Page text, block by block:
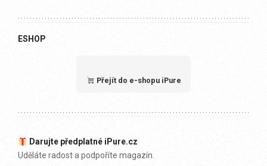
ESHOP
Přejít do e-shopu iPure
Darujte předplatné iPure.cz
Uděláte radost a podpoříte magazín.